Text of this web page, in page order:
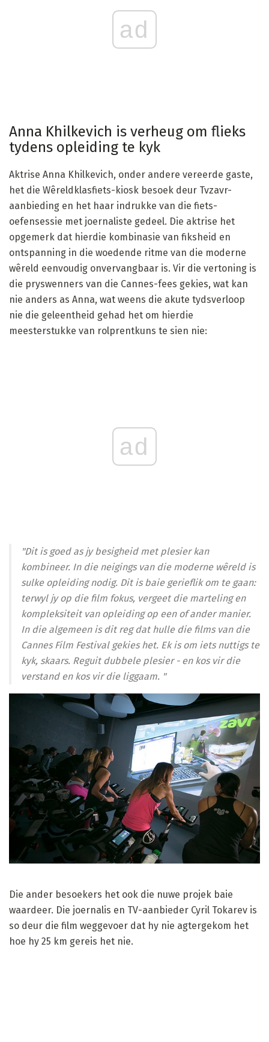
ad
Anna Khilkevich is verheug om flieks
tydens opleiding te kyk
Aktrise Anna Khilkevich, onder andere vereerde gaste,
het die Wêreldklasfiets-kiosk besoek deur Tvzavr-
aanbieding en het haar indrukke van die fiets-
oefensessie met joernaliste gedeel. Die aktrise het
opgemerk dat hierdie kombinasie van fiksheid en
ontspanning in die woedende ritme van die moderne
wêreld eenvoudig onvervangbaar is. Vir die vertoning is
die pryswenners van die Cannes-fees gekies, wat kan
nie anders as Anna, wat weens die akute tydsverloop
nie die geleentheid gehad het om hierdie
meesterstukke van rolprentkuns te sien nie:
ad
"Dit is goed as jy besigheid met plesier kan
kombineer. In die neigings van die moderne wêreld is
sulke opleiding nodig. Dit is baie gerieflik om te gaan:
terwyl jy op die film fokus, vergeet die marteling en
kompleksiteit van opleiding op een of ander manier.
In die algemeen is dit reg dat hulle die films van die
Cannes Film Festival gekies het. Ek is om iets nuttigs te
kyk, skaars. Reguit dubbele plesier - en kos vir die
verstand en kos vir die liggaam. "
Die ander besoekers het ook die nuwe projek baie
waardeer. Die joernalis en TV-aanbieder Cyril Tokarev is
so deur die film weggevoer dat hy nie agtergekom het
hoe hy 25 km gereis het nie.